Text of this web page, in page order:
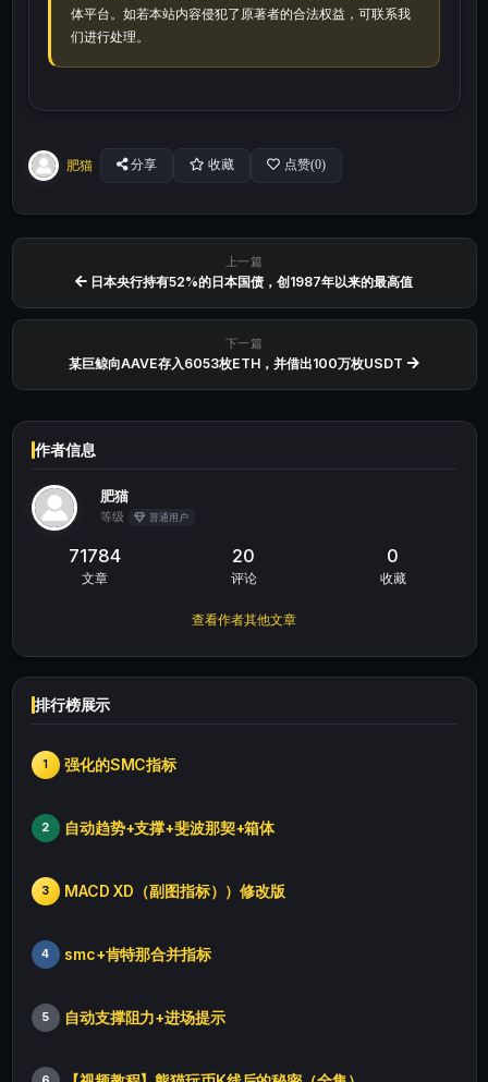
体平台。如若本站内容侵犯了原著者的合法权益，可联系我
们进行处理。
肥猫 分享 收藏 点赞(0)
上一篇
日本央行持有52%的日本国债，创1987年以来的最高值
下一篇
某巨鲸向AAVE存入6053枚ETH，并借出100万枚USDT
作者信息
肥猫
等级 普通用户
71784
文章
20
评论
0
收藏
查看作者其他文章
排行榜展示
1 强化的SMC指标
2 自动趋势+支撑+斐波那契+箱体
3 MACD XD（副图指标））修改版
4 smc+肯特那合并指标
5 自动支撑阻力+进场提示